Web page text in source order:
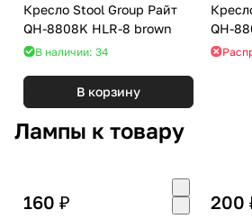
Кресло Stool Group Райт
QH-8808K HLR-8 brown
В наличии: 34
В корзину
QH-
Лампы к товару
160 ₽ 200